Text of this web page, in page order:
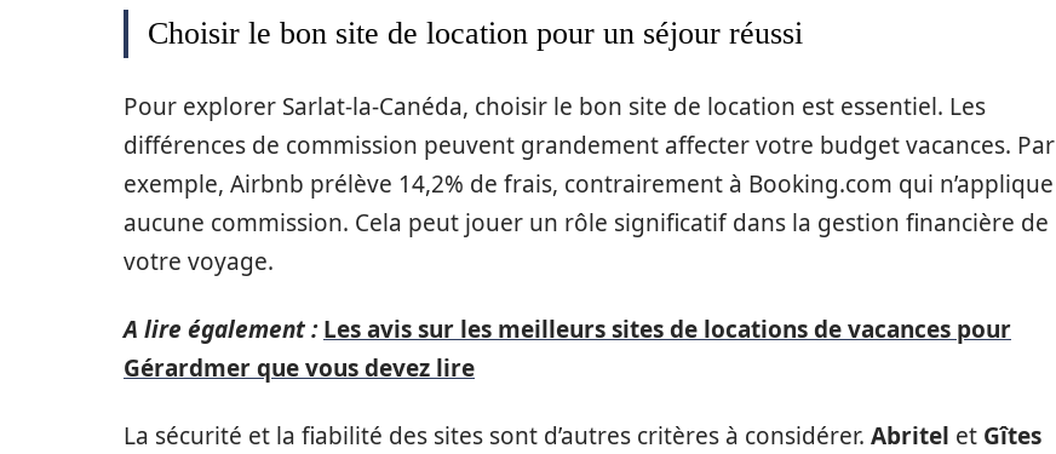
Choisir le bon site de location pour un séjour réussi
Pour explorer Sarlat-la-Canéda, choisir le bon site de location est essentiel. Les
différences de commission peuvent grandement affecter votre budget vacances. Par
exemple, Airbnb prélève 14,2% de frais, contrairement à Booking.com qui n’applique
aucune commission. Cela peut jouer un rôle significatif dans la gestion financière de
votre voyage.
A lire également : Les avis sur les meilleurs sites de locations de vacances pour
Gérardmer que vous devez lire
La sécurité et la fiabilité des sites sont d’autres critères à considérer. Abritel et Gîtes